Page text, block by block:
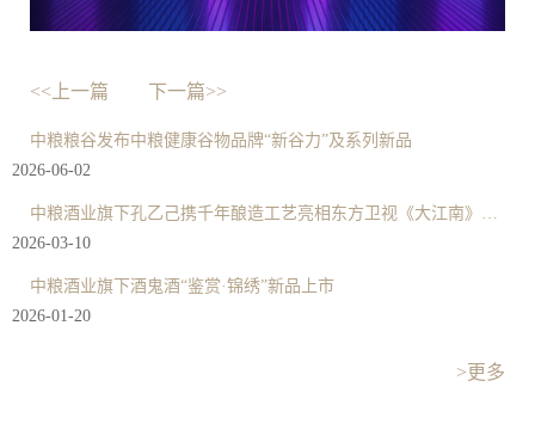
<<上一篇 下一篇>>
中粮粮谷发布中粮健康谷物品牌“新谷力”及系列新品
2026-06-02
中粮酒业旗下孔乙己携千年酿造工艺亮相东方卫视《大江南》纪录片
2026-03-10
中粮酒业旗下酒鬼酒“鉴赏·锦绣”新品上市
2026-01-20
>更多